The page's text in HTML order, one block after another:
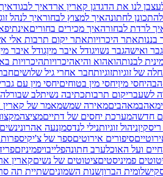
לנו את הדגדגן קארין ארדאיך לבגוד
לחתונהאיך למצוץ לבחוראיך לנהל
לרדת לבחורהאיך מכירים בחורים
בננותאתר היכרויותאתר יקום תרבות אלי
גבר ואישהגבר נשויגודל איבר מיןגודל איבר
לבנותהואהוא והיאהיכרויותהיכרויות
של זוגיותזוגיותחבר אחרי גיל שלושים
יחסי מיןיחסי מין בטוחיםיחסי מין עם
לשעבריקום תרבותכתיבה נשיתלב שבור
מאהבמאהביםמאירה שמשמאמר של קארין
חדשהמערכת יחסים של דתייםמציצה
ניהול זוגיותנילי לנדסמןנעה אהרונינשים
סיפורים אירוטיםספר של צ'יקי
ועל האוכלערב חתונהפלייבויפמיניזם
פמיניסטיםציטוטים של נשיםקארין
שלומית הברוןשנות השמוניםשתיית תה